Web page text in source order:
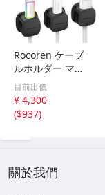
Rocoren ケーブ
ルホルダー マグ
ネット式 6個セッ
ト ケーブルクリ
ップ 配線止め 配
線整理 ケーブル
目前出價
¥ 4,300
($937)
關於我們